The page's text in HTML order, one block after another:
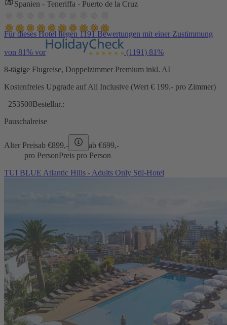
Spanien - Teneriffa - Puerto de la Cruz
Für dieses Hotel liegen 1191 Bewertungen mit einer Zustimmung
von 81% vor (1191) 81%
8-tägige Flugreise, Doppelzimmer Premium inkl. AI
Kostenfreies Upgrade auf All Inclusive (Wert € 199.- pro Zimmer)
253500Bestellnr.:
Pauschalreise
Alter Preisab €899,- ab €699,-
pro PersonPreis pro Person
TUI BLUE Atlantic Hills - Adults Only Stil-Hotel